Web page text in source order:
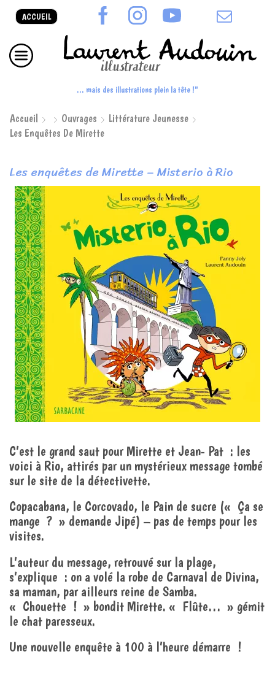
ACCUEIL
... mais des illustrations plein la tête !"
Accueil Ouvrages
Littérature Jeunesse
Les Enquêtes De Mirette
Les enquêtes de Mirette – Misterio à Rio
C’est le grand saut pour Mirette et Jean- Pat : les
voici à Rio, attirés par un mystérieux message tombé
sur le site de la détectivette.
Copacabana, le Corcovado, le Pain de sucre (« Ça se
mange ? » demande Jipé) – pas de temps pour les
visites.
L’auteur du message, retrouvé sur la plage,
s’explique : on a volé la robe de Carnaval de Divina,
sa maman, par ailleurs reine de Samba.
« Chouette ! » bondit Mirette. « Flûte… » gémit
le chat paresseux.
Une nouvelle enquête à 100 à l’heure démarre !